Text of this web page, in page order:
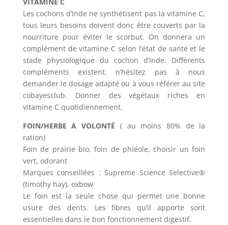
VITAMINE C
Les cochons d’Inde ne synthétisent pas la vitamine C,
tous leurs besoins doivent donc être couverts par la
nourriture pour éviter le scorbut. On donnera un
complément de vitamine C selon l’état de santé et le
stade physiologique du cochon d’Inde. Différents
compléments existent, n’hésitez pas à nous
demander le dosage adapté ou à vous référer au site
cobayesclub. Donner des végétaux riches en
vitamine C quotidiennement.
FOIN/HERBE A VOLONTÉ ( au moins 80% de la
ration)
Foin de prairie bio, foin de phléole, choisir un foin
vert, odorant
Marques conseillées : Supreme Science Selective®
(timothy hay), oxbow
Le foin est la seule chose qui permet une bonne
usure des dents. Les fibres qu’il apporte sont
essentielles dans le bon fonctionnement digestif.